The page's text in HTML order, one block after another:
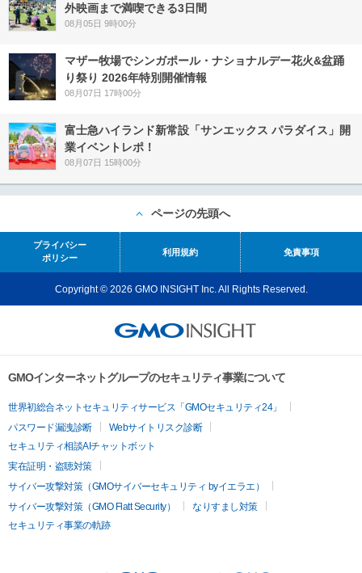
外映画まで満喫できる3日間
08月05日 9時00分
マザー牧場でシンガポール・ナショナルデー花火&盆踊
り祭り 2026年特別開催情報
08月07日 17時00分
富士急ハイランド新常設「サンエックス パラダイス」開
業イベントレポ！
08月07日 15時00分
ページの先頭へ
プライバシー
ポリシー
利用規約 免責事項
Copyright © 2026 GMO INSIGHT Inc. All Rights Reserved.
GMOインターネットグループのセキュリティ事業について
世界初総合ネットセキュリティサービス「GMOセキュリティ24」
パスワード漏洩診断
Webサイトリスク診断
セキュリティ相談AIチャットボット
実在証明・盗聴対策
サイバー攻撃対策（GMOサイバーセキュリティ byイエラエ）
サイバー攻撃対策（GMO Flatt Security）
なりすまし対策
セキュリティ事業の軌跡